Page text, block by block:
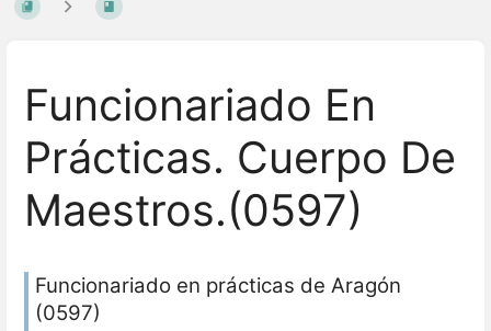
Funcionariado En
Prácticas. Cuerpo De
Maestros.(0597)
Funcionariado en prácticas de Aragón
(0597)